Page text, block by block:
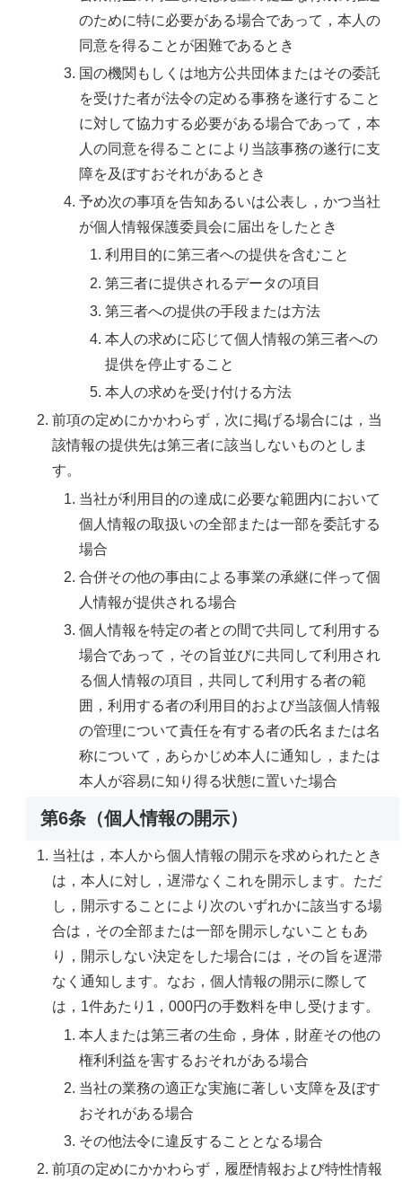
のために特に必要がある場合であって，本人の
同意を得ることが困難であるとき
国の機関もしくは地方公共団体またはその委託
を受けた者が法令の定める事務を遂行すること
に対して協力する必要がある場合であって，本
人の同意を得ることにより当該事務の遂行に支
障を及ぼすおそれがあるとき
予め次の事項を告知あるいは公表し，かつ当社
が個人情報保護委員会に届出をしたとき
利用目的に第三者への提供を含むこと
第三者に提供されるデータの項目
第三者への提供の手段または方法
本人の求めに応じて個人情報の第三者への
提供を停止すること
本人の求めを受け付ける方法
前項の定めにかかわらず，次に掲げる場合には，当
該情報の提供先は第三者に該当しないものとしま
す。
当社が利用目的の達成に必要な範囲内において
個人情報の取扱いの全部または一部を委託する
場合
合併その他の事由による事業の承継に伴って個
人情報が提供される場合
個人情報を特定の者との間で共同して利用する
場合であって，その旨並びに共同して利用され
る個人情報の項目，共同して利用する者の範
囲，利用する者の利用目的および当該個人情報
の管理について責任を有する者の氏名または名
称について，あらかじめ本人に通知し，または
本人が容易に知り得る状態に置いた場合
第6条（個人情報の開示）
当社は，本人から個人情報の開示を求められたとき
は，本人に対し，遅滞なくこれを開示します。ただ
し，開示することにより次のいずれかに該当する場
合は，その全部または一部を開示しないこともあ
り，開示しない決定をした場合には，その旨を遅滞
なく通知します。なお，個人情報の開示に際して
は，1件あたり1，000円の手数料を申し受けます。
本人または第三者の生命，身体，財産その他の
権利利益を害するおそれがある場合
当社の業務の適正な実施に著しい支障を及ぼす
おそれがある場合
その他法令に違反することとなる場合
前項の定めにかかわらず，履歴情報および特性情報